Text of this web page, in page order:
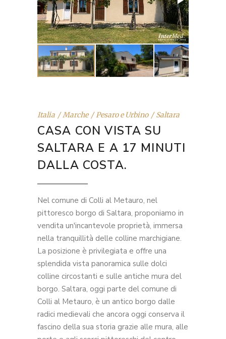
Italia Marche Pesaro e Urbino Saltara
CASA CON VISTA SU
SALTARA E A 17 MINUTI
DALLA COSTA.
Nel comune di Colli al Metauro, nel
pittoresco borgo di Saltara, proponiamo in
vendita un'incantevole proprietà, immersa
nella tranquillità delle colline marchigiane.
La posizione è privilegiata e offre una
splendida vista panoramica sulle dolci
colline circostanti e sulle antiche mura del
borgo. Saltara, oggi parte del comune di
Colli al Metauro, è un antico borgo dalle
radici medievali che ancora oggi conserva il
fascino della sua storia grazie alle mura, alle